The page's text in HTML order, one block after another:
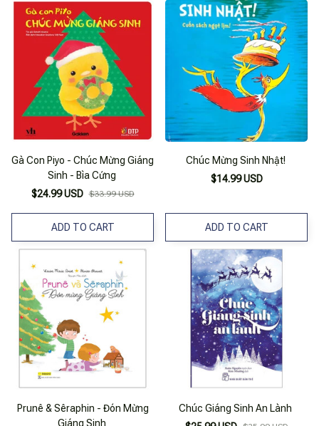
Gà Con Piyo - Chúc Mừng Giáng
Sinh - Bìa Cứng
$24.99 USD $33.99 USD
ADD TO CART
Chúc Mừng Sinh Nhật!
$14.99 USD
ADD TO CART
Prunê & Sêraphin - Đón Mừng
Giáng Sinh
Chúc Giáng Sinh An Lành